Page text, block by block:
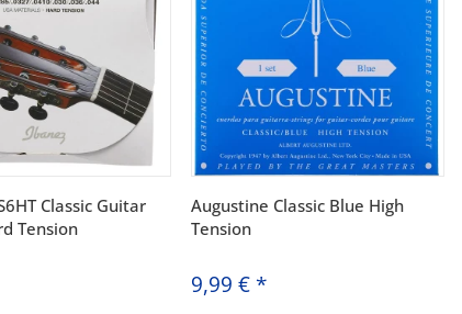
Classic Guitar
Tension
Augustine Classic Blue High
Tension
9,99 € *